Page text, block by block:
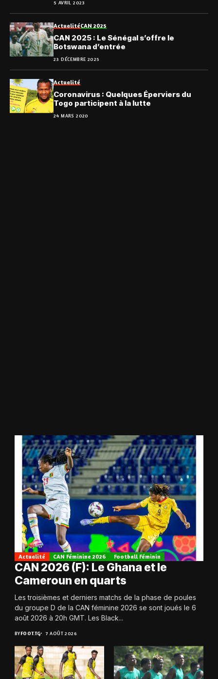
5 AVRIL 2023
ActualitéCAN 2025
CAN 2025 : Le Sénégal s’offre le
Botswana d’entrée
23 DÉCEMBRE 2025
Actualité
Coronavirus : Quelques Éperviers du
Togo participent à la lutte
24 MARS 2020
Actualité CAN Féminine 2026 Football Féminin
CAN 2026 (F): Le Ghana et le
Cameroun en quarts
Les troisièmes et derniers matchs de la phase de poules
du groupe D de la CAN féminine 2026 se sont joués le 6
août 2026 à 20h GMT. Les Black...
BYFOOT.TG 7 AOÛT 2026